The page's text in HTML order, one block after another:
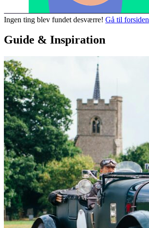
Ingen ting blev fundet desværre! Gå til forsiden
Guide & Inspiration